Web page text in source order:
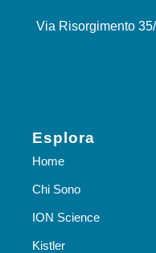
Via Risorgimento
Esplora
Home
Chi Sono
ION Science
Kistler